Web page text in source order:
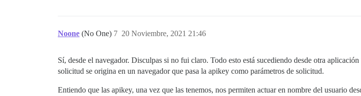
Noone (No One) 20 Noviembre, 2021 21:46
7
Sí, desde el navegador. Disculpas si no fui claro. Todo esto está sucediendo desde otra
solicitud se origina en un navegador que pasa la apikey como parámetros de solicitud.
Entiendo que las apikey, una vez que las tenemos, nos permiten actuar en nombre del usuario